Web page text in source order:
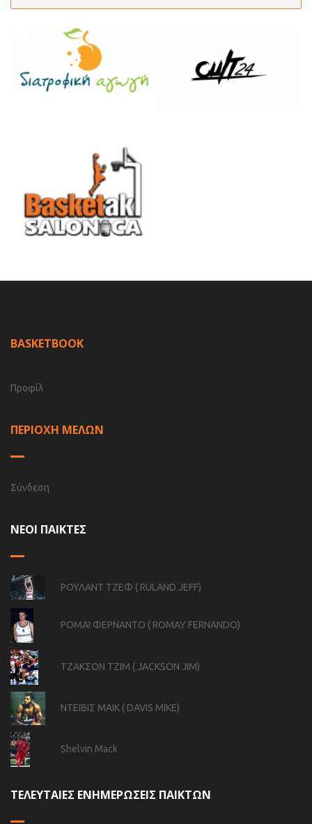
BASKETBOOK
Προφίλ
ΠΕΡΙΟΧΗ ΜΕΛΩΝ
Σύνδεση
ΝΕΟΙ ΠΑΙΚΤΕΣ
ΡΟΥΛΑΝΤ ΤΖΕΦ ( RULAND JEFF)
ΡΟΜΑΙ ΦΕΡΝΑΝΤΟ ( ROMAY FERNANDO)
ΤΖΑΚΣΟΝ ΤΖΙΜ ( JACKSON JIM)
ΝΤΕΙΒΙΣ ΜΑΙΚ ( DAVIS MIKE)
Shelvin Mack
ΤΕΛΕΥΤΑΙΕΣ ΕΝΗΜΕΡΩΣΕΙΣ ΠΑΙΚΤΩΝ